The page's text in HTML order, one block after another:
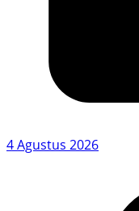
4 Agustus 2026